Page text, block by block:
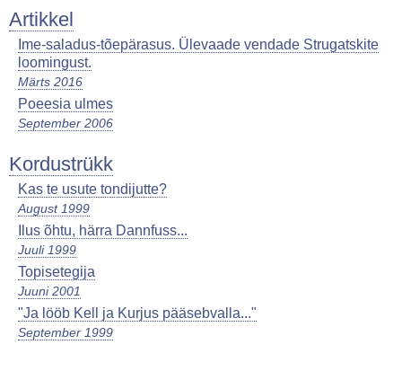
Artikkel
Ime-saladus-tõepärasus. Ülevaade vendade Strugatskite
loomingust.
Märts 2016
Poeesia ulmes
September 2006
Kordustrükk
Kas te usute tondijutte?
August 1999
Ilus õhtu, härra Dannfuss...
Juuli 1999
Topisetegija
Juuni 2001
"Ja lööb Kell ja Kurjus pääsebvalla..."
September 1999